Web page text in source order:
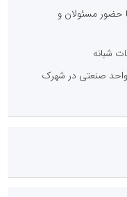
حضور مسئولان و
شبانه
یک واحد صنعتی در شهرک